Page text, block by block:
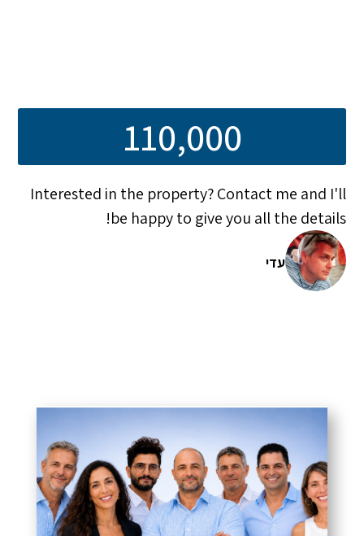
110,000
Interested in the property? Contact me and I'll
be happy to give you all the details!
עדי